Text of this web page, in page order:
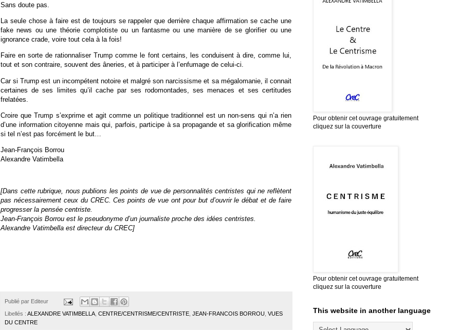
Sans doute pas.
La seule chose à faire est de toujours se rappeler que derrière chaque affirmation se cache une
fake news ou une théorie complotiste ou un fantasme ou une manière de se glorifier ou une
ignorance crade, voire tout cela à la fois!
Faire en sorte de rationnaliser Trump comme le font certains, les conduisent à dire, comme lui,
tout et son contraire, souvent des âneries, et à participer à l’enfumage de celui-ci.
Car si Trump est un incompétent notoire et malgré son narcissisme et sa mégalomanie, il connait
certaines de ses limites qu’il cache par ses rodomontades, ses menaces et ses certitudes
frelatées.
Croire que Trump s’exprime et agit comme un politique traditionnel est un non-sens qui n’a rien
d’une information citoyenne mais qui, parfois, participe à sa propagande et sa glorification même
si tel n’est pas forcément le but…
Jean-François Borrou
Alexandre Vatimbella
[Dans cette rubrique, nous publions les points de vue de personnalités centristes qui ne reflètent
pas nécessairement ceux du CREC. Ces points de vue ont pour but d’ouvrir le débat et de faire
progresser la pensée centriste.
Jean-François Borrou est le pseudonyme d’un journaliste proche des idées centristes.
Alexandre Vatimbella est directeur du CREC]
Publié par Editeur
Libellés : ALEXANDRE VATIMBELLA CENTRE/CENTRISME/CENTRISTE JEAN-FRANCOIS BORROU VUES
DU CENTRE
Pour obtenir cet ouvrage gratuitement
cliquez sur la couverture
Pour obtenir cet ouvrage gratuitement
cliquez sur la couverture
This website in another language